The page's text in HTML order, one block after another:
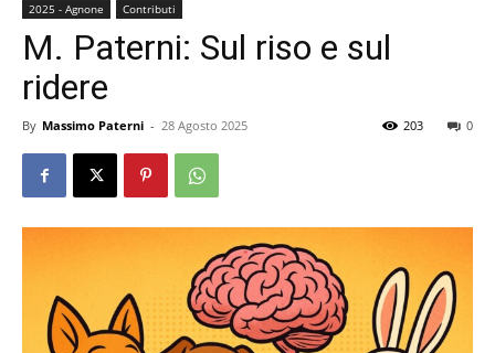
2025 - Agnone Contributi
M. Paterni: Sul riso e sul
ridere
By Massimo Paterni - 28 Agosto 2025 0
203